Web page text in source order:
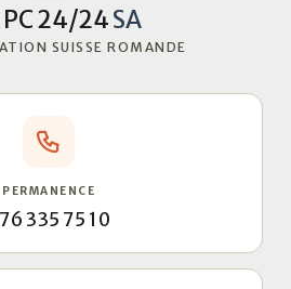
PC 24/24SA
SUISSE ROMANDE
PERMANENCE
335 75 10